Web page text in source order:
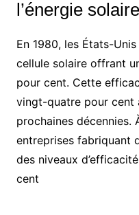
l’énergie
En 1980, les États-
cellule solaire offrant
pour cent. Cette
vingt-quatre pour cent
prochaines décennies.
entreprises fabriquant
des niveaux
cent